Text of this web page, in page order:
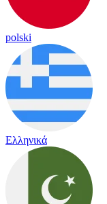
polski
Ελληνικά